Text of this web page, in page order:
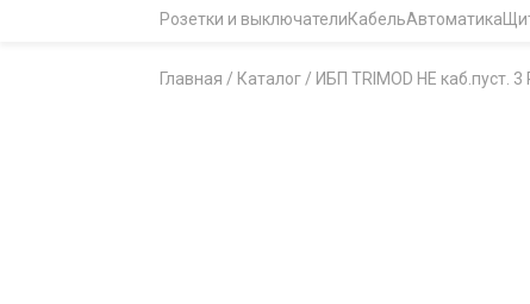
Розетки и выключателиКабельАвтоматика
Главная / Каталог / ИБП TRIMOD HE каб.пуст.